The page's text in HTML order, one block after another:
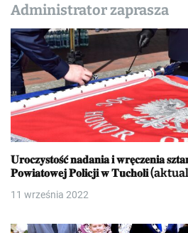
Administrator zaprasza
𝐔𝐫𝐨𝐜𝐳𝐲𝐬𝐭𝐨𝐬́𝐜́ 𝐧𝐚𝐝𝐚𝐧𝐢𝐚 𝐢 𝐰𝐫𝐞̨𝐜𝐳𝐞𝐧𝐢𝐚
𝐏𝐨𝐰𝐢𝐚𝐭𝐨𝐰𝐞𝐣 𝐏𝐨𝐥𝐢𝐜𝐣𝐢 𝐰 𝐓𝐮𝐜𝐡𝐨𝐥𝐢
11 września 2022